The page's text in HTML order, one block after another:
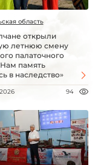
область
открыли
летнюю смену
палаточного
память
в наследство»
94